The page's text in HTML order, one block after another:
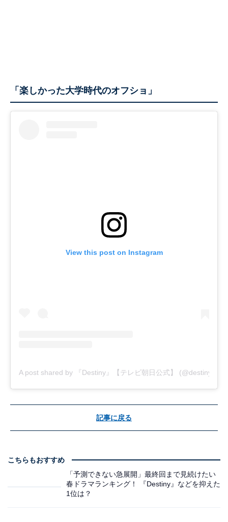
「楽しかった大学時代のオフショ」
View this post on Instagram
A post shared by 『Destiny』【テレビ朝日公式】
記事に戻る
こちらもおすすめ
「予測できない急展開」最終回まで見続けたい
春ドラマランキング！ 『Destiny』などを抑えた
1位は？